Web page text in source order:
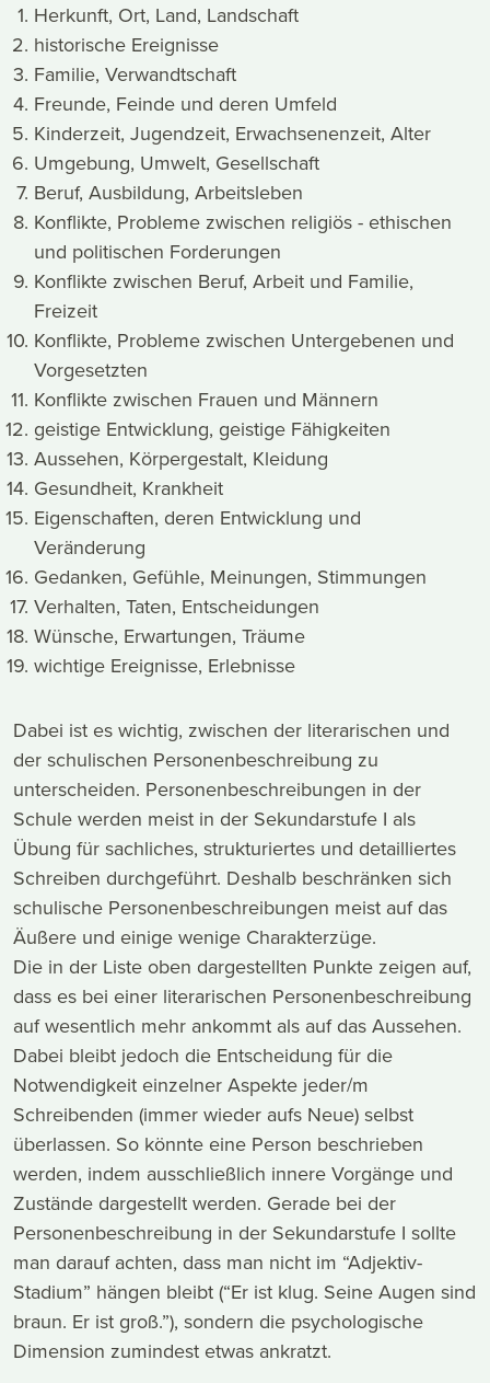
Herkunft, Ort, Land, Landschaft
historische Ereignisse
Familie, Verwandtschaft
Freunde, Feinde und deren Umfeld
Kinderzeit, Jugendzeit, Erwachsenenzeit, Alter
Umgebung, Umwelt, Gesellschaft
Beruf, Ausbildung, Arbeitsleben
Konflikte, Probleme zwischen religiös - ethischen
und politischen Forderungen
Konflikte zwischen Beruf, Arbeit und Familie,
Freizeit
Konflikte, Probleme zwischen Untergebenen und
Vorgesetzten
Konflikte zwischen Frauen und Männern
geistige Entwicklung, geistige Fähigkeiten
Aussehen, Körpergestalt, Kleidung
Gesundheit, Krankheit
Eigenschaften, deren Entwicklung und
Veränderung
Gedanken, Gefühle, Meinungen, Stimmungen
Verhalten, Taten, Entscheidungen
Wünsche, Erwartungen, Träume
wichtige Ereignisse, Erlebnisse
Dabei ist es wichtig, zwischen der literarischen und
der schulischen Personenbeschreibung zu
unterscheiden. Personenbeschreibungen in der
Schule werden meist in der Sekundarstufe I als
Übung für sachliches, strukturiertes und detailliertes
Schreiben durchgeführt. Deshalb beschränken sich
schulische Personenbeschreibungen meist auf das
Äußere und einige wenige Charakterzüge.
Die in der Liste oben dargestellten Punkte zeigen auf,
dass es bei einer literarischen Personenbeschreibung
auf wesentlich mehr ankommt als auf das Aussehen.
Dabei bleibt jedoch die Entscheidung für die
Notwendigkeit einzelner Aspekte jeder/m
Schreibenden (immer wieder aufs Neue) selbst
überlassen. So könnte eine Person beschrieben
werden, indem ausschließlich innere Vorgänge und
Zustände dargestellt werden. Gerade bei der
Personenbeschreibung in der Sekundarstufe I sollte
man darauf achten, dass man nicht im “Adjektiv-
Stadium” hängen bleibt (“Er ist klug. Seine Augen sind
braun. Er ist groß.”), sondern die psychologische
Dimension zumindest etwas ankratzt.